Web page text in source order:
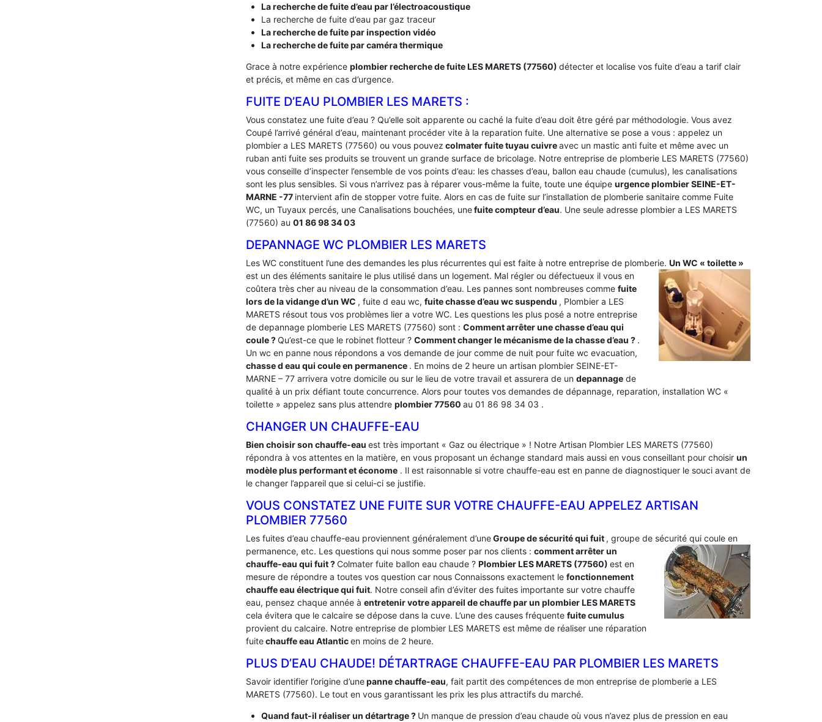
La recherche de fuite d’eau par l’électroacoustique
La recherche de fuite d’eau par gaz traceur
La recherche de fuite par inspection vidéo
La recherche de fuite par caméra thermique
Grace à notre expérience plombier recherche de fuite LES MARETS (77560) détecter et localise vos fuite d’eau a tarif clair
et précis, et même en cas d’urgence.
FUITE D’EAU PLOMBIER LES MARETS :
Vous constatez une fuite d’eau ? Qu’elle soit apparente ou caché la fuite d’eau doit être géré par méthodologie. Vous avez
Coupé l’arrivé général d’eau, maintenant procéder vite à la reparation fuite. Une alternative se pose a vous : appelez un
plombier a LES MARETS (77560) ou vous pouvez colmater fuite tuyau cuivreavec un mastic anti fuite et même avec un
ruban anti fuite ses produits se trouvent un grande surface de bricolage. Notre entreprise de plomberie LES MARETS (77560)
vous conseille d’inspecter l’ensemble de vos points d’eau: les chasses d’eau, ballon eau chaude (cumulus), les canalisations
sont les plus sensibles. Si vous n’arrivez pas à réparer vous-même la fuite, toute une équipe urgence plombier SEINE-ET-
MARNE -77 intervient afin de stopper votre fuite. Alors en cas de fuite sur l’installation de plomberie sanitaire comme Fuite
WC, un Tuyaux percés, une Canalisations bouchées, unefuite compteur d’eau. Une seule adresse plombier a LES MARETS
(77560) au 01 86 98 34 03
DEPANNAGE WC PLOMBIER LES MARETS
Les WC constituent l’une des demandes les plus récurrentes qui est faite à notre entreprise de plomberie. Un WC « toilette »
est un des éléments sanitaire le plus utilisé dans un logement. Mal régler ou défectueux il vous en
coûtera très cher au niveau de la consommation d’eau. Les pannes sont nombreuses comme fuite
lors de la vidange d’un WC , fuite d eau wc, fuite chasse d’eau wc suspendu , Plombier a LES
MARETS résout tous vos problèmes lier a votre WC. Les questions les plus posé a notre entreprise
de depannage plomberie LES MARETS (77560) sont : Comment arrêter une chasse d’eau qui
coule ?Qu’est-ce que le robinet flotteur ? Comment changer le mécanisme de la chasse d’eau ? .
Un wc en panne nous répondons a vos demande de jour comme de nuit pour fuite wc evacuation,
chasse d eau qui coule en permanence . En moins de 2 heure un artisan plombier SEINE-ET-
MARNE – 77 arrivera votre domicile ou sur le lieu de votre travail et assurera de un depannage de
qualité à un prix défiant toute concurrence. Alors pour toutes vos demandes de dépannage, reparation, installation WC «
toilette » appelez sans plus attendre plombier 77560 au 01 86 98 34 03 .
CHANGER UN CHAUFFE-EAU
Bien choisir son chauffe-eau est très important « Gaz ou électrique » ! Notre Artisan Plombier LES MARETS (77560)
répondra à vos attentes en la matière, en vous proposant un échange standard mais aussi en vous conseillant pour choisir un
modèle plus performant et économe . Il est raisonnable si votre chauffe-eau est en panne de diagnostiquer le souci avant de
le changer l’appareil que si celui-ci se justifie.
VOUS CONSTATEZ UNE FUITE SUR VOTRE CHAUFFE-EAU APPELEZ ARTISAN
PLOMBIER 77560
Les fuites d’eau chauffe-eau proviennent généralement d’uneGroupe de sécurité qui fuit , groupe de sécurité qui coule en
permanence, etc. Les questions qui nous somme poser par nos clients : comment arrêter un
chauffe-eau qui fuit ?Colmater fuite ballon eau chaude ? Plombier LES MARETS (77560) est en
mesure de répondre a toutes vos question car nous Connaissons exactement le fonctionnement
chauffe eau électrique qui fuit. Notre conseil afin d’éviter des fuites importante sur votre chauffe
eau, pensez chaque année à entretenir votre appareil de chauffe par un plombier LES MARETS
cela évitera que le calcaire se dépose dans la cuve. L’une des causes fréquente fuite cumulus
provient du calcaire. Notre entreprise de plombier LES MARETS est même de réaliser une réparation
fuitechauffe eau Atlanticen moins de 2 heure.
PLUS D’EAU CHAUDE! DÉTARTRAGE CHAUFFE-EAU PAR PLOMBIER LES MARETS
Savoir identifier l’origine d’unepanne chauffe-eau, fait partit des compétences de mon entreprise de plomberie a LES
MARETS (77560). Le tout en vous garantissant les prix les plus attractifs du marché.
Quand faut-il réaliser un détartrage ? Un manque de pression d’eau chaude où vous n’avez plus de pression en eau